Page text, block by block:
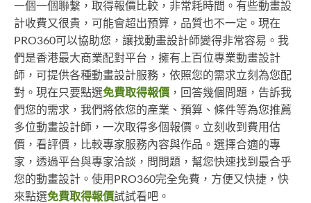
一個一個聯繫，取得報價比較，非常耗時間。有些動畫設
計收費又很貴，可能會超出預算，品質也不一定。現在
PRO360可以協助您，讓找動畫設計師變得非常容易。我
們是香港最大商業配對平台，擁有上百位專業動畫設計
師，可提供各種動畫設計服務，依照您的需求立刻為您配
對。現在只要點選免費取得報價 ，回答幾個問題，告訴我
們您的需求，我們將依您的產業、預算、條件等為您推薦
多位動畫設計師，一次取得多個報價。立刻收到費用估
價，看評價，比較專家服務內容與作品。選擇合適的專
家，透過平台與專家洽談，問問題，幫您快速找到最合乎
您的動畫設計。使用PRO360完全免費，方便又快捷，快
來點選免費取得報價試試看吧。